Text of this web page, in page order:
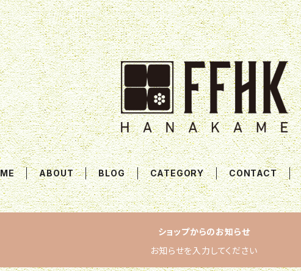
ABOUT BLOG CATEGORY CONTACT
ショップからのお知らせ
お知らせを入力してください